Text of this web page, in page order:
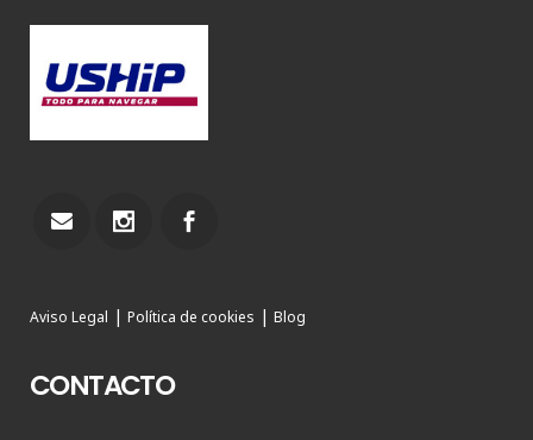
Aviso Legal | Política de cookies | Blog
CONTACTO